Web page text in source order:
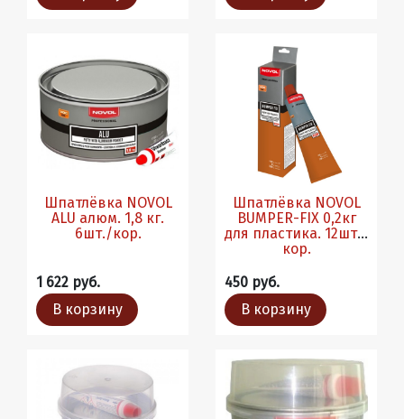
Шпатлёвка NOVOL
ALU алюм. 1,8 кг.
6шт./кор.
1 622 руб.
В корзину
Шпатлёвка NOVOL
BUMPER-FIX 0,2кг
для пластика. 12шт./
кор.
450 руб.
В корзину